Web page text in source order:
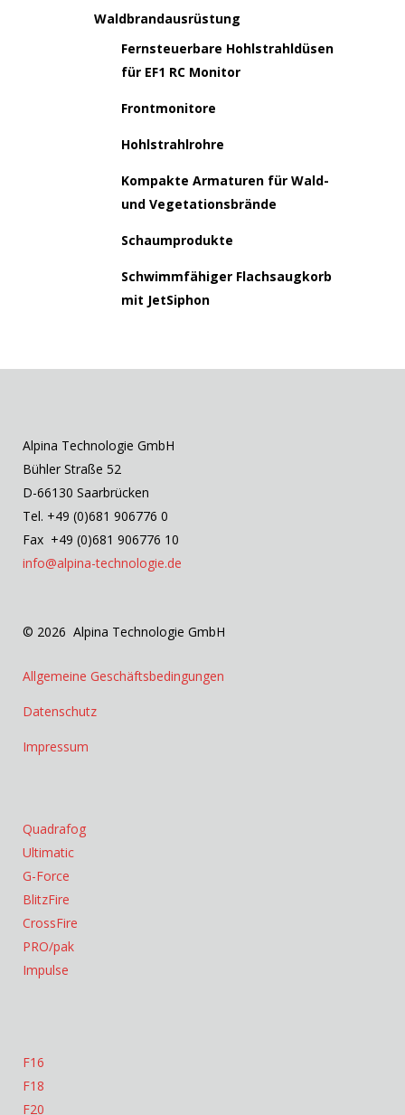
Waldbrandausrüstung
Fernsteuerbare Hohlstrahldüsen
für EF1 RC Monitor
Frontmonitore
Hohlstrahlrohre
Kompakte Armaturen für Wald-
und Vegetationsbrände
Schaumprodukte
Schwimmfähiger Flachsaugkorb
mit JetSiphon
Alpina Technologie GmbH
Bühler Straße 52
D-66130 Saarbrücken
Tel. +49 (0)681 906776 0
Fax +49 (0)681 906776 10
info@alpina-technologie.de
© 2026 Alpina Technologie GmbH
Allgemeine Geschäftsbedingungen
Datenschutz
Impressum
Quadrafog
Ultimatic
G-Force
BlitzFire
CrossFire
PRO/pak
Impulse
F16
F18
F20